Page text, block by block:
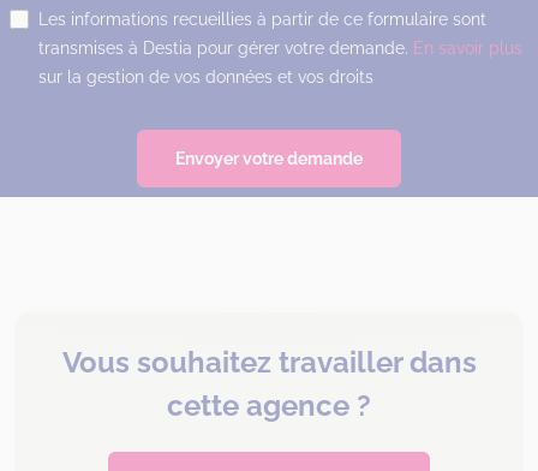
Les informations recueillies à partir de ce formulaire sont
transmises à Destia pour gérer votre demande. En savoir plus
sur la gestion de vos données et vos droits
Envoyer votre demande
Vous souhaitez travailler dans
cette agence ?